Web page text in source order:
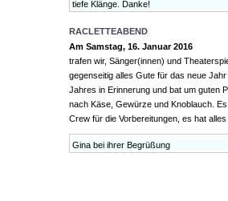
tiefe Klänge. Danke!
RACLETTEABEND
Am Samstag, 16. Januar 2016
trafen wir, Sänger(innen) und
gegenseitig alles Gute für das neue
Jahres in Erinnerung und bat um guten
nach Käse, Gewürze und Knoblauch.
Crew für die Vorbereitungen, es hat
Gina bei ihrer Begrüßung